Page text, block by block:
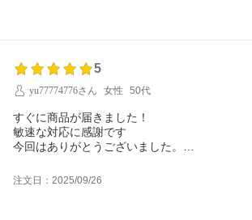
5
yu77774776さん
女性 50代
すぐに商品が届きました！
敏速な対応に感謝です
今回はありがとうございました。
注文日：2025/09/26